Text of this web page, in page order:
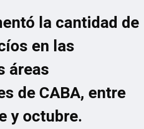
la cantidad de
en las
áreas
de CABA, entre
y octubre.